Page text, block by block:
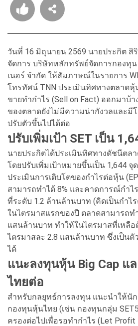
วันที่ 16 มิถุนายน 2569 นายประกิต สิ
จัดการ บริษัทหลักทรัพย์จัดการกองทุน
เนอร์ จำกัด ให้สัมภาษณ์ในรายการ
โทรทัศน์ TNN ประเมินทิศทางตลาดหุ้
ขายทำกำไร (Sell on Fact) ออกมาบ้
ของตลาดยังไม่มีความน่ากังวลและมี
ปรับตัวขึ้นไปได้ต่อ
ปรับเพิ่มเป้า SET เป็น
นายประกิตได้ประเมินทิศทางดัชนีตลา
โดยปรับเพิ่มเป้าหมายขึ้นเป็น 1,644
ประเมินการเติบโตของกำไรต่อหุ้น
สามารถทำได้ 8% และคาดการณ์กำไ
ที่ระดับ 1.2 ล้านล้านบาท (คิดเป็นกำไ
ในไตรมาสแรกของปี ตลาดสามารถท
แสนล้านบาท ทำให้ในไตรมาสที่เหลือ
ไตรมาสละ 2.8 แสนล้านบาท ซึ่งเป็นตั
ได้
แนะลงทุนหุ้น Big Cap แ
ไทยต่อ
สำหรับกลยุทธ์การลงทุน แนะนำให้นั
กองทุนหุ้นไทย (เช่น กองทุนกลุ่ม
ครองต่อไปเพื่อรอทำกำไร (Let Profit